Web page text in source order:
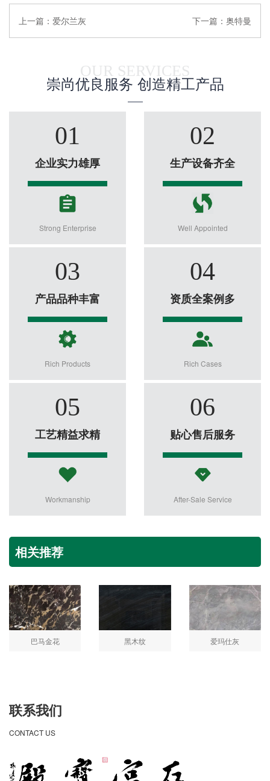
上一篇： 爱尔兰灰 下一篇： 奥特曼
OUR SERVICES
崇尚优良服务 创造精工产品
01
企业实力雄厚
Strong Enterprise
02
生产设备齐全
Well Appointed
03
产品品种丰富
Rich Products
04
资质全案例多
Rich Cases
05
工艺精益求精
Workmanship
06
贴心售后服务
After-Sale Service
相关推荐
巴马金花 黑木纹 爱玛仕灰
联系我们
CONTACT US